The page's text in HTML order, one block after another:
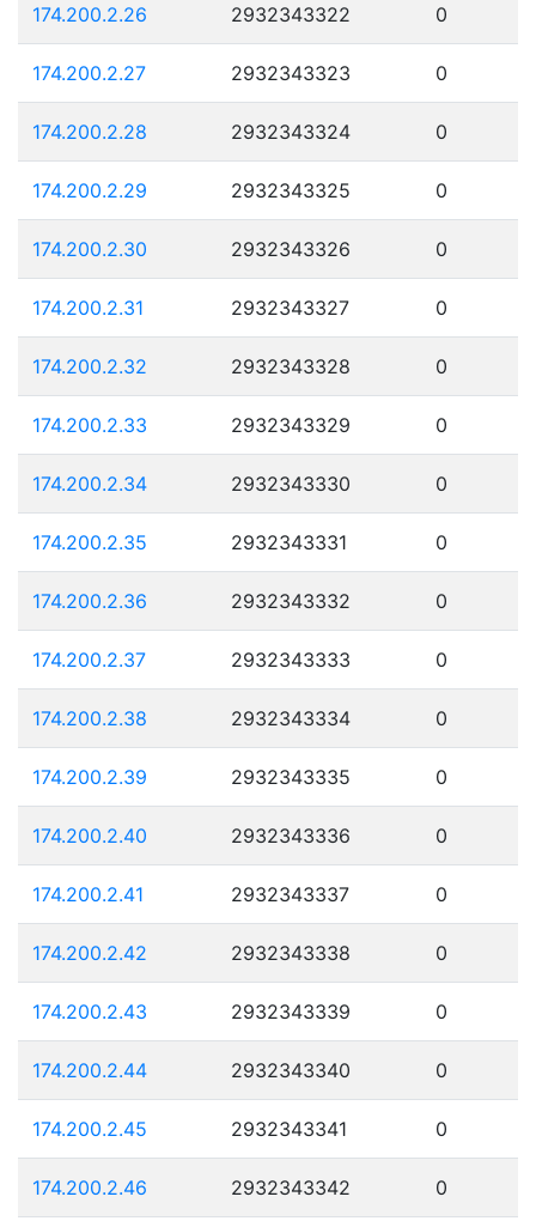
174.200.2.26 2932343322 0
174.200.2.27 2932343323 0
174.200.2.28 2932343324 0
174.200.2.29 2932343325 0
174.200.2.30 2932343326 0
174.200.2.31 2932343327 0
174.200.2.32 2932343328 0
174.200.2.33 2932343329 0
174.200.2.34 2932343330 0
174.200.2.35 2932343331 0
174.200.2.36 2932343332 0
174.200.2.37 2932343333 0
174.200.2.38 2932343334 0
174.200.2.39 2932343335 0
174.200.2.40 2932343336 0
174.200.2.41 2932343337 0
174.200.2.42 2932343338 0
174.200.2.43 2932343339 0
174.200.2.44 2932343340 0
174.200.2.45 2932343341 0
174.200.2.46 2932343342 0